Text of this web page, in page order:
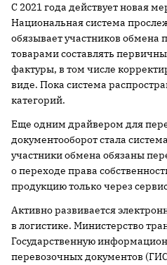
С 2021 года действует новая
Национальная система
обязывает участников
товарами составлять
фактуры, в том числе
виде. Пока система
категорий.
Еще одним драйвером для
документооборот стала
участники обмена обязаны
о переходе права
продукцию только через
Активно развивается
в логистике. Министерство
Государственную
перевозочных документов